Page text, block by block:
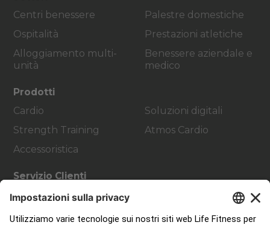
Centri benessere
Ospitalità
Alloggiamento multi-
unità
Palestre domestiche
Prestazioni atletiche
Benessere aziendale e
medico
Prodotti
Cardio
Strength Training
Accessoristica
Soluzioni digitali
Atmos Cardio
Servizio Clienti
Progettazione strutture
Hub di servizio